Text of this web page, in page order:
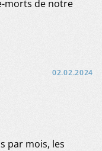
morts de notre
02.02.2024
par mois, les